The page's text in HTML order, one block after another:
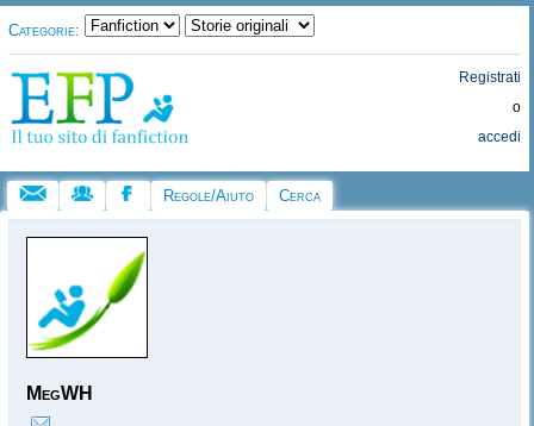
Categorie:
Registrati
o
accedi
Regole/Aiuto Cerca
MegWH